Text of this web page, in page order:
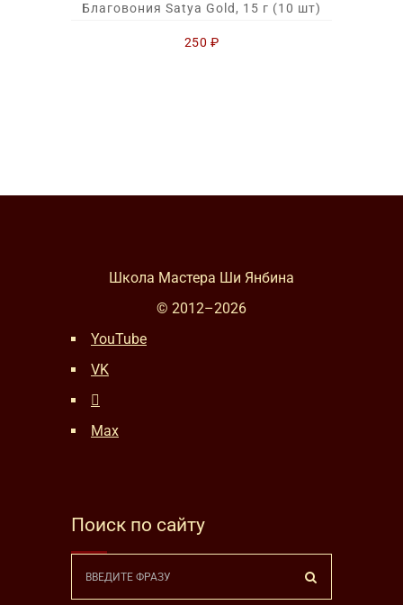
Благовония Satya Gold, 15 г (10 шт)
250 ₽
Школа Мастера Ши Янбина
© 2012–2026
YouTube
VK
Max
Поиск по сайту